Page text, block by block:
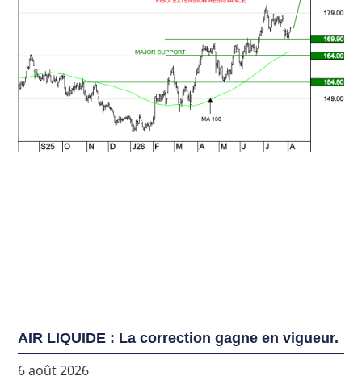
AIR LIQUIDE : La correction gagne en vigueur.
6 août 2026